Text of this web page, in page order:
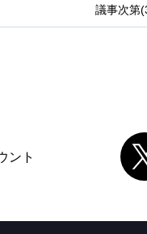
議事次第
ント